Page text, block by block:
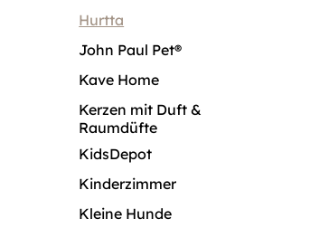
Hurtta
John Paul Pet®
Kave Home
Kerzen mit Duft &
Raumdüfte
KidsDepot
Kinderzimmer
Kleine Hunde